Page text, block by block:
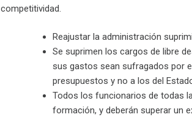
competitividad.
Reajustar la administración
Se suprimen los cargos de libre
sus gastos sean sufragados por
presupuestos y no a los del
Todos los funcionarios de todas
formación, y deberán superar un